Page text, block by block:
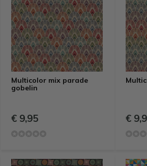
Multicolor mix parade
gobelin
€ 9,95 €